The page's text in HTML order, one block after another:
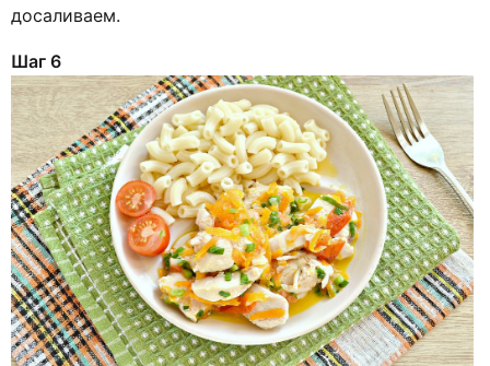
досаливаем.
Шаг 6